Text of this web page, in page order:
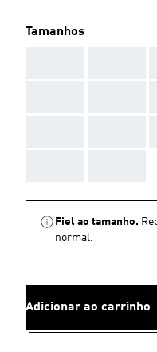
Tamanhos
Fiel ao tamanho.
normal.
Adicionar ao carrinho